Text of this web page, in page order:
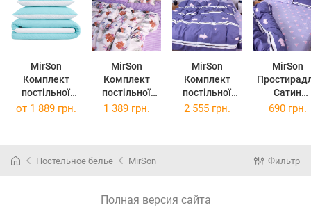
MirSon
Комплект
постільної
білизни King
220х240
MirSon
Комплект
постільної
білизни Бязь
MirSon
Комплект
постільної
білизни Сатин
MirSon
Сатин
Premium
от 1 889 грн. 1 389 грн. 2 555 грн. 690 грн.
Постельное белье MirSon Фильтр
Полная версия сайта